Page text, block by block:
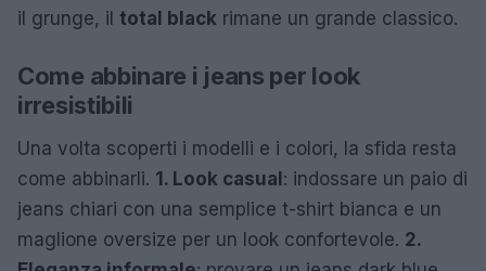
il grunge, il total black rimane un grande classico.
Come abbinare i jeans per look
irresistibili
Una volta scoperti i modelli e i colori, la sfida resta
come abbinarli. 1. Look casual: indossare un paio di
jeans chiari con una semplice t-shirt bianca e un
maglione oversize per un look confortevole. 2.